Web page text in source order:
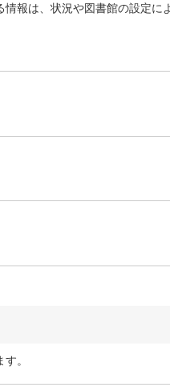
報は、状況や図書館の設定に
。